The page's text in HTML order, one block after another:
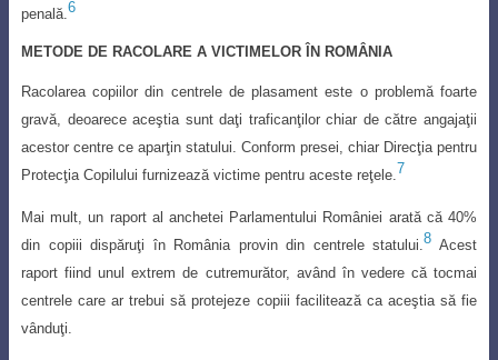
penală. 6
METODE DE RACOLARE A VICTIMELOR ÎN ROMÂNIA
Racolarea copiilor din centrele de plasament este o problemă foarte
gravă, deoarece aceştia sunt daţi traficanţilor chiar de către angajaţii
acestor centre ce aparţin statului. Conform presei, chiar Direcţia pentru
Protecţia Copilului furnizează victime pentru aceste reţele. 7
Mai mult, un raport al anchetei Parlamentului României arată că 40%
din copiii dispăruţi în România provin din centrele statului.8 Acest
raport fiind unul extrem de cutremurător, având în vedere că tocmai
centrele care ar trebui să protejeze copiii facilitează ca aceştia să fie
vânduţi.